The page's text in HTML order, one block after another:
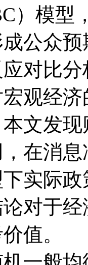
）模型
公众
对比
观经
文发
在消
实际
对于
值。